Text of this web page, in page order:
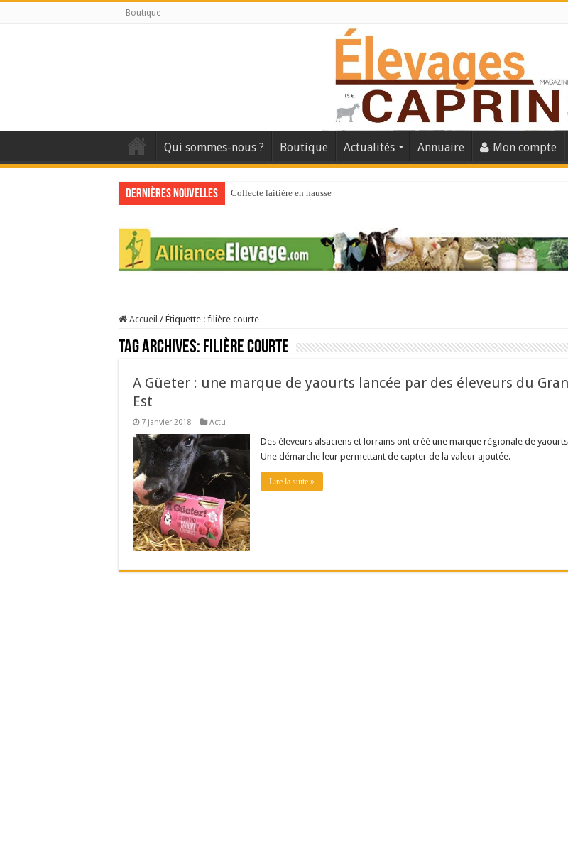
Boutique
Qui sommes-nous ? Boutique Actualités Annuaire Mon compte
Dernières nouvelles Collecte laitière en hausse
40 ans du Space : une présentation caprine quotidienne
Les chèvres et le stress thermique
Accueil / Étiquette : filière courte
Tag Archives: filière courte
A Güeter : une marque de yaourts lancée par des éleveurs du
Est
7 janvier 2018 Actu
Des éleveurs alsaciens et lorrains ont créé une marque régionale de
Une démarche leur permettant de capter de la valeur ajoutée.
Lire la suite »